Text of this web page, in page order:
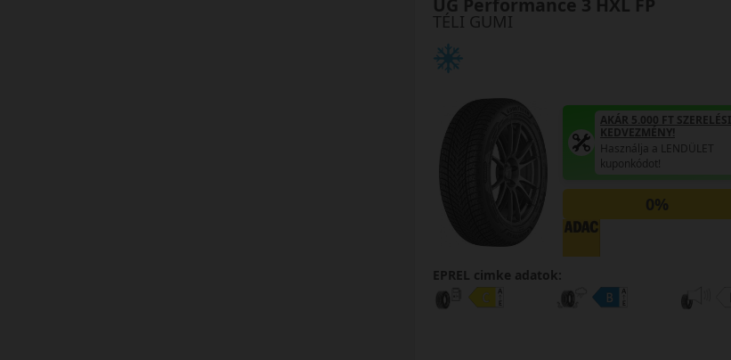
TÉLI GUMI
UG Performance 3 HXL FP
AKÁR 5.000 FT SZERELÉSI
KEDVEZMÉNY!
Használja a LENDÜLET
kuponkódot!
0%
EPREL cimke adatok: